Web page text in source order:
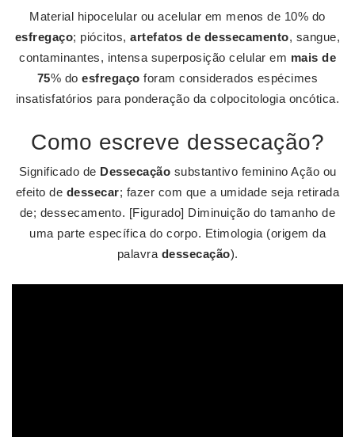
Material hipocelular ou acelular em menos de 10% do
esfregaço; piócitos,artefatos de dessecamento, sangue,
contaminantes, intensa superposição celular em mais de
75% doesfregaço foram considerados espécimes
insatisfatórios para ponderação da colpocitologia oncótica.
Como escreve dessecação?
Significado de Dessecação substantivo feminino Ação ou
efeito de dessecar; fazer com que a umidade seja retirada
de; dessecamento. [Figurado] Diminuição do tamanho de
uma parte específica do corpo. Etimologia (origem da
palavra dessecação).